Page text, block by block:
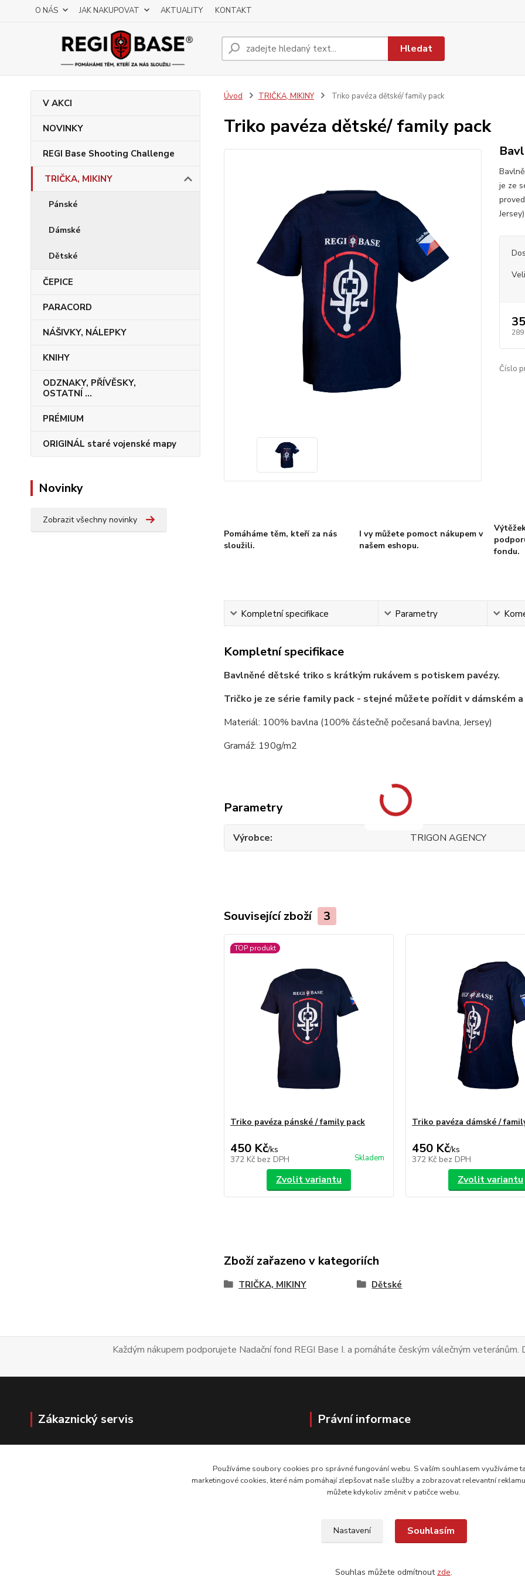
O NÁS JAK NAKUPOVAT AKTUALITY KONTAKT
Hledat
V AKCI
NOVINKY
REGI Base Shooting Challenge
TRIČKA, MIKINY
Pánské
Dámské
Dětské
ČEPICE
PARACORD
NÁŠIVKY, NÁLEPKY
KNIHY
ODZNAKY, PŘÍVĚSKY,
OSTATNÍ ...
PRÉMIUM
ORIGINÁL staré vojenské mapy
Novinky
Zobrazit všechny novinky
Úvod TRIČKA, MIKINY Triko pavéza dětské/ family pack
Triko pavéza dětské/ family pack
je ze
289
Číslo
Pomáháme těm, kteří za nás
sloužili.
I vy můžete pomoct nákupem v
našem eshopu.
fondu.
Kompletní specifikace Parametry
Kompletní specifikace
Bavlněné dětské triko s krátkým rukávem s potiskem pavézy.
Tričko je ze série family pack - stejné můžete pořídit v dámském
Materiál: 100% bavlna (100% částečně počesaná bavlna, Jersey)
Gramáž: 190g/m2
Parametry
Výrobce TRIGON AGENCY
Související zboží 3
TOP produkt
Triko pavéza pánské / family pack
450 Kč/ks
372 Kč bez DPH Skladem
Zvolit variantu
Triko pavéza dámské /
450 Kč/ks
372 Kč bez DPH
Zvolit variantu
Zboží zařazeno v kategoriích
TRIČKA, MIKINY Dětské
Každým nákupem podporujete Nadační fond REGI Base I. a pomáháte českým
Zákaznický servis
Doprava a platba
Právní informace
Obchodní podmínky
Ochrana osobních údajů
Cookies
Používáme soubory cookies pro správné fungování webu. S vaším souhlasem využíváme
marketingové cookies, které nám pomáhají zlepšovat naše služby a zobrazovat relevantní
můžete kdykoliv změnit v patičce webu.
Nastavení Souhlasím
Souhlas můžete odmítnout zde.